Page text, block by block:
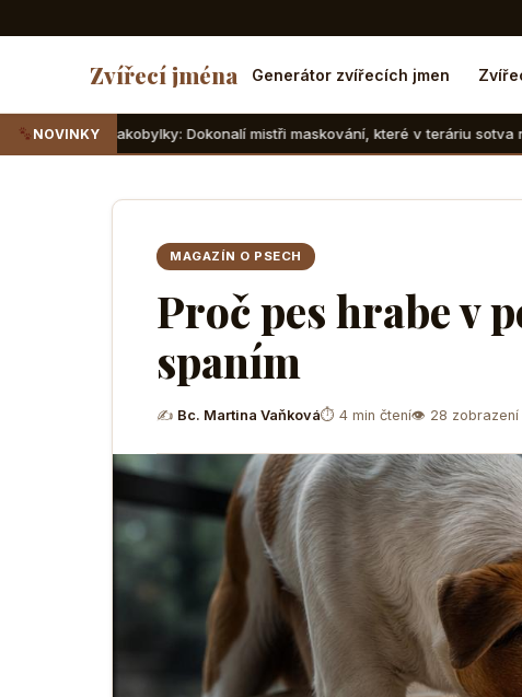
Zvířecí jména Generátor zvířecích jmen
NOVINKY
Dokonalí mistři maskování, které v teráriu sotva najdete
MAGAZÍN O PSECH
Proč pes hrabe v
spaním
✍ Bc. Martina Vaňková⏱ 4 min čtení👁 28 zobrazení